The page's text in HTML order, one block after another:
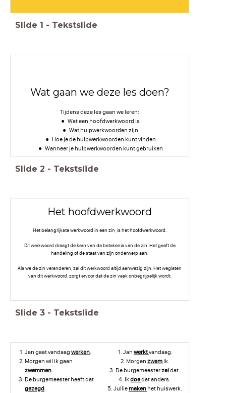
Slide 1 - Tekstslide
Wat gaan we deze les doen?
Tijdens deze les gaan we leren:
Wat een hoofdwerkwoord is
Wat hulpwerkwoorden zijn
Hoe je de hulpwerkwoorden kunt vinden
Wanneer je hulpwerkwoorden kunt gebruiken
Slide 2 - Tekstslide
Het hoofdwerkwoord
Het belangrijkste werkwoord in een zin, is het hoofdwerkwoord.
Dit werkwoord draagt de kern van de betekenis van de zin. Het geeft de
handeling of de staat van zijn onderwerp aan.
Als we de zin veranderen, zal dit werkwoord altijd aanwezig zijn. Het weglaten
van dit werkwoord, zorgt ervoor dat de zin vaak onbegrijpelijk wordt.
Slide 3 - Tekstslide
Jan gaat vandaagwerken.
Morgen wil ik gaan
zwemmen.
De burgemeester heeft dat
gezegd.
Jan werktvandaag.
Morgen zwem ik.
De burgemeesterzeidat.
Ikdoedat anders.
Jullie maken het huiswerk.